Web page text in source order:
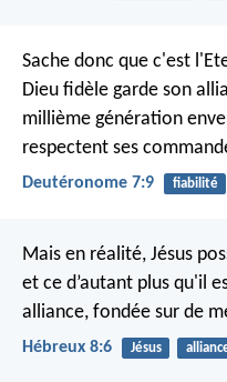
Sache donc que c'est
Dieu fidèle garde son
millième génération
respectent ses
Deutéronome 7:9 fiabilité
Mais en réalité, Jésus
et ce d’autant plus qu'il
alliance, fondée sur de
Hébreux 8:6 Jésus